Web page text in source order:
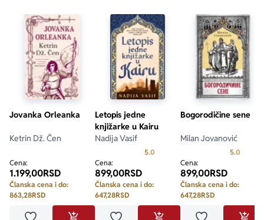
Jovanka Orleanka
Ketrin Dž. Čen
Cena:
1.199,00RSD
Članska cena i do:
863,28RSD
Letopis jedne
knjižarke u Kairu
Nadija Vasif
5.0 Prosecna ocena je 5.0 od 5
Cena:
899,00RSD
Članska cena i do:
647,28RSD
Bogorodičine sene
Milan Jovanović
5.0
Cena:
899,00RSD
Članska cena i do:
647,28RSD